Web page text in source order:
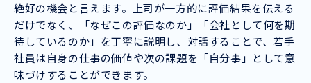
絶好の機会と言えます。上司が一方的に評価結果を伝える
だけでなく、「なぜこの評価なのか」「会社として何を期
待しているのか」を丁寧に説明し、対話することで、若手
社員は自身の仕事の価値や次の課題を「自分事」として意
味づけすることができます。